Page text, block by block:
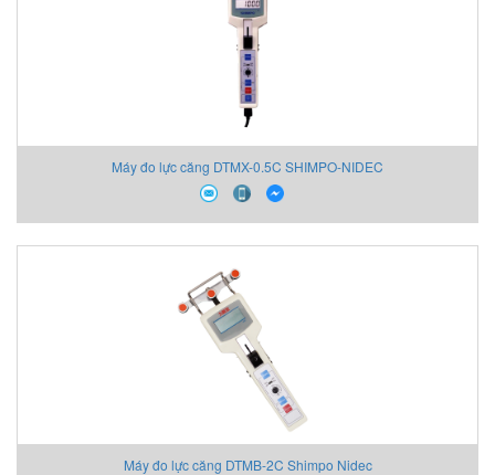
Máy đo lực căng DTMX-0.5C SHIMPO-NIDEC
Máy đo lực căng DTMB-2C Shimpo Nidec